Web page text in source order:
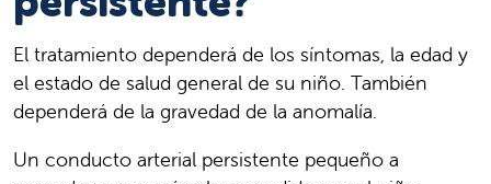
El tratamiento dependerá de los síntomas, la edad y
el estado de salud general de su niño. También
dependerá de la gravedad de la anomalía.
Un conducto arterial persistente pequeño a